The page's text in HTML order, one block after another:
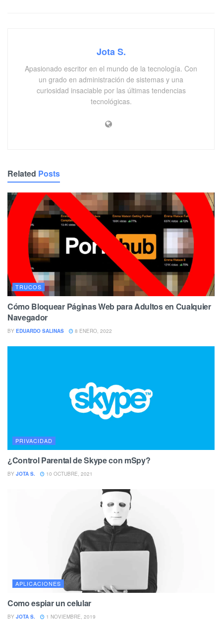
Jota S.
Apasionado escritor en el mundo de la tecnología. Con
un grado en administración de sistemas y una
curiosidad insaciable por las últimas tendencias
tecnológicas.
Related Posts
TRUCOS
Cómo Bloquear Páginas Web para Adultos en Cualquier
Navegador
BY EDUARDO SALINAS 8 ENERO, 2022
PRIVACIDAD
¿Control Parental de Skype con mSpy?
BY JOTA S. 10 OCTUBRE, 2021
APLICACIONES
Como espiar un celular
BY JOTA S. 1 NOVIEMBRE, 2019